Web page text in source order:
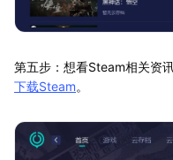
第五步：想看Steam相关资
下载Steam。